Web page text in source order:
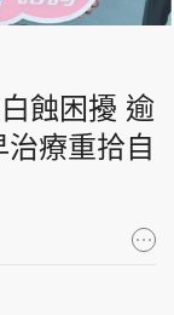
蝕困擾 逾
療重拾自